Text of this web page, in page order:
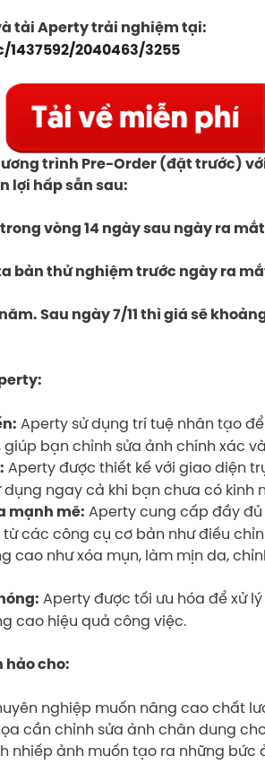
tải Aperty trải nghiệm tại:
2040463/3255
trình Pre-Order (đặt trước)
lợi hấp sẫn sau:
vòng 14 ngày sau ngày ra
bản thử nghiệm trước ngày ra
Sau ngày 7/11 thì giá sẽ
Aperty sử dụng trí tuệ nhân tạo
bạn chỉnh sửa ảnh chính xác
Aperty được thiết kế với giao diện
ngay cả khi bạn chưa có kinh
mạnh mẽ: Aperty cung cấp đầy
các công cụ cơ bản như điều
cao như xóa mụn, làm mịn da,
Aperty được tối ưu hóa để xử
cao hiệu quả công việc.
hảo cho:
nghiệp muốn nâng cao chất
cần chỉnh sửa ảnh chân dung
nhiếp ảnh muốn tạo ra những